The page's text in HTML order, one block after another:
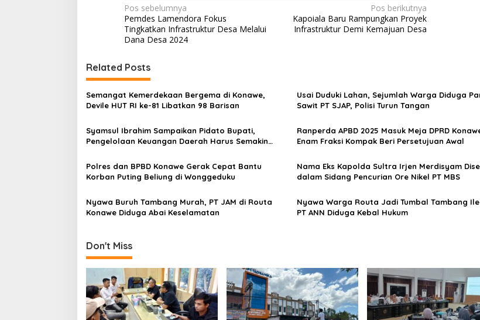
N
a
v
i
g
a
s
i
p
s
Pos sebelumnya
Pemdes Lamendora Fokus
Tingkatkan Infrastruktur Desa Melalui
Dana Desa 2024
Pos berikutnya
Kapoiala Baru Rampungkan Proyek
Infrastruktur Demi Kemajuan Desa
Related Posts
Semangat Kemerdekaan Bergema di Konawe,
Devile HUT RI ke-81 Libatkan 98 Barisan
Usai Duduki Lahan, Sejumlah Warga Diduga
Sawit PT SJAP, Polisi Turun Tangan
Syamsul Ibrahim Sampaikan Pidato Bupati,
Pengelolaan Keuangan Daerah Harus Semakin
Ranperda APBD 2025 Masuk Meja DPRD
Enam Fraksi Kompak Beri Persetujuan Awal
Polres dan BPBD Konawe Gerak Cepat Bantu
Korban Puting Beliung di Wonggeduku
Nama Eks Kapolda Sultra Irjen Merdisyam
dalam Sidang Pencurian Ore Nikel PT MBS
Nyawa Buruh Tambang Murah, PT JAM di Routa
Konawe Diduga Abai Keselamatan
Nyawa Warga Routa Jadi Tumbal Tambang
PT ANN Diduga Kebal Hukum
Don't Miss